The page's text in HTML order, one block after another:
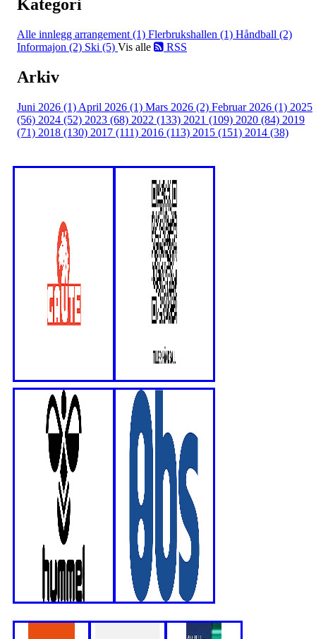
Kategori
Alle innlegg arrangement (1) Flerbrukshallen (1) Håndball (2)
Informajon (2) Ski (5) Vis alle RSS
Arkiv
Juni 2026 (1) April 2026 (1) Mars 2026 (2) Februar 2026 (1) 2025
(56) 2024 (52) 2023 (68) 2022 (133) 2021 (109) 2020 (84) 2019
(71) 2018 (130) 2017 (111) 2016 (113) 2015 (151) 2014 (38)